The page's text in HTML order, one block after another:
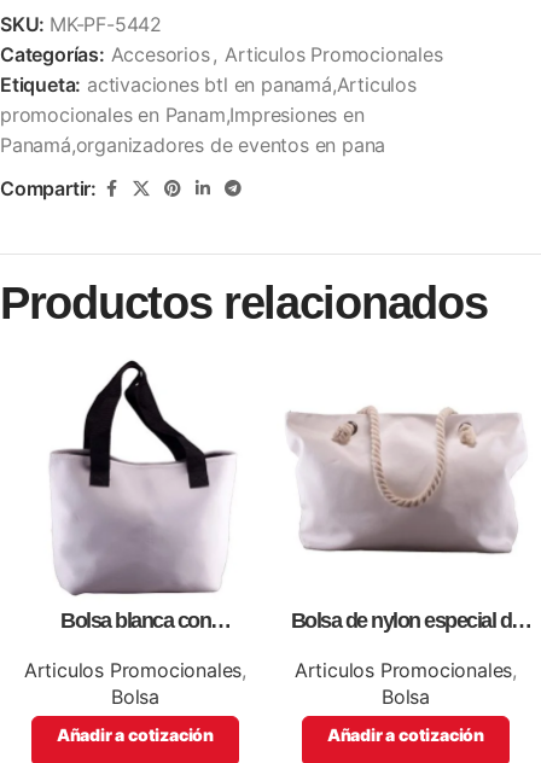
SKU: MK-PF-5442
Categorías: Accesorios , Articulos Promocionales
Etiqueta: activaciones btl en panamá,Articulos
promocionales en Panam,Impresiones en
Panamá,organizadores de eventos en pana
Compartir:
Productos relacionados
Bolsa blanca con
promocionales
Articulos Promocionales,
Bolsa
Añadir a cotización
Bolsa de nylon especial de
con impresión full color.
Articulos Promocionales,
Bolsa
Añadir a cotización